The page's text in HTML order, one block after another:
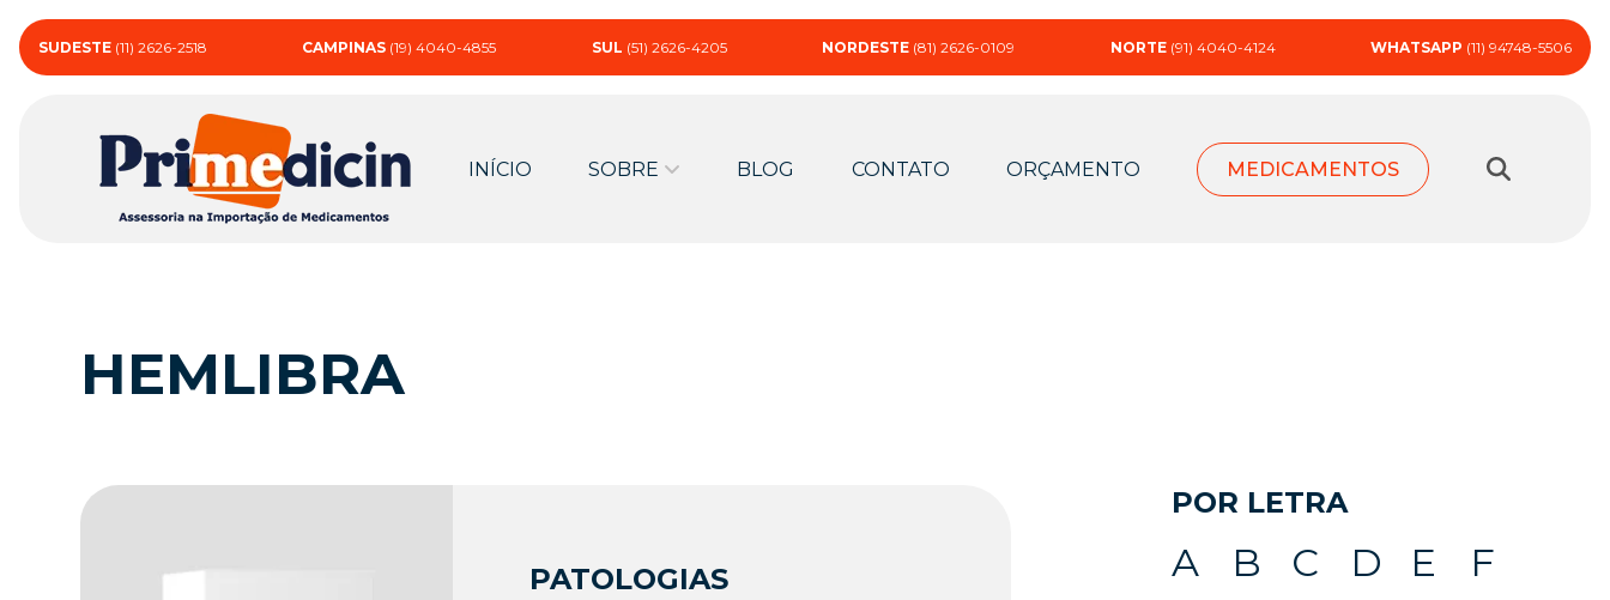
SUDESTE (11) 2626-2518 CAMPINAS (19) 4040-4855 SUL (51) 2626-4205 NORDESTE (81) 2626-0109 NORTE (91) 4040-4124 WHATSAPP (11) 94748-5506
INÍCIO SOBRE BLOG CONTATO ORÇAMENTO MEDICAMENTOS
HEMLIBRA
PATOLOGIAS
POR LETRA
A B C D E
F